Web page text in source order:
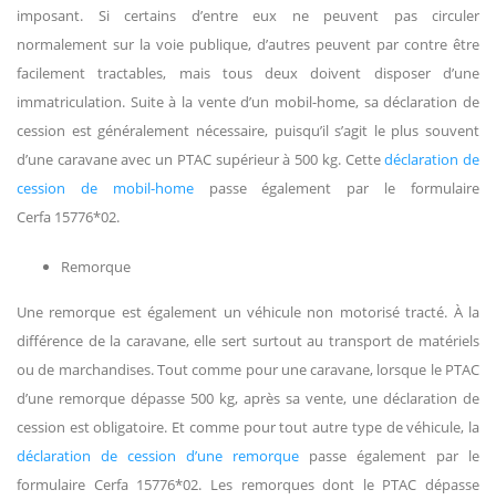
imposant. Si certains d’entre eux ne peuvent pas circuler
normalement sur la voie publique, d’autres peuvent par contre être
facilement tractables, mais tous deux doivent disposer d’une
immatriculation. Suite à la vente d’un mobil-home, sa déclaration de
cession est généralement nécessaire, puisqu’il s’agit le plus souvent
d’une caravane avec un PTAC supérieur à 500 kg. Cettedéclaration de
cession de mobil-homepasse également par le formulaire
Cerfa 15776*02.
Remorque
Une remorque est également un véhicule non motorisé tracté. À la
différence de la caravane, elle sert surtout au transport de matériels
ou de marchandises. Tout comme pour une caravane, lorsque le PTAC
d’une remorque dépasse 500 kg, après sa vente, une déclaration de
cession est obligatoire. Et comme pour tout autre type de véhicule, la
déclaration de cession d’une remorque passe également par le
formulaire Cerfa 15776*02. Les remorques dont le PTAC dépasse